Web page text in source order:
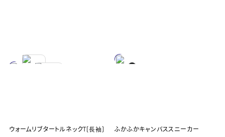
ウォームリブタートルネックT(長袖) ふかふかキャンバススニーカー